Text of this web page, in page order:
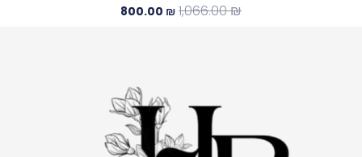
1,066.00₪
800.00 ₪